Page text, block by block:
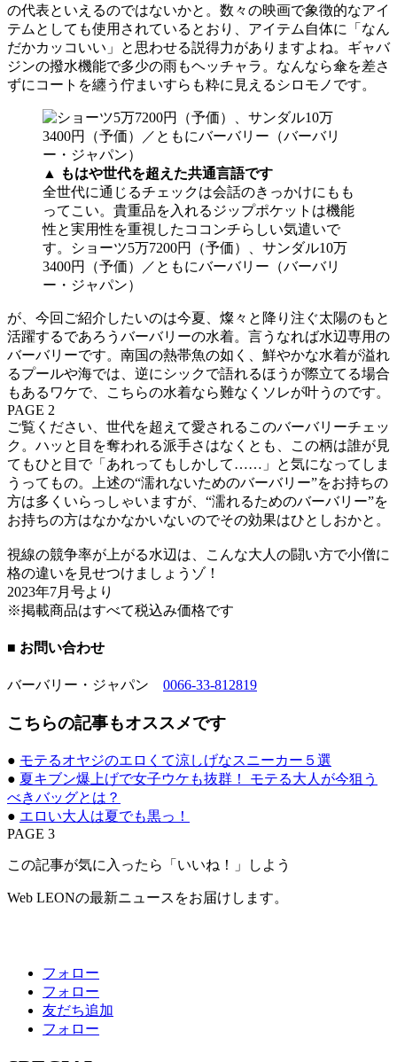
の代表といえるのではないかと。数々の映画で象徴的なアイ
テムとしても使用されているとおり、アイテム自体に「なん
だかカッコいい」と思わせる説得力がありますよね。ギャバ
ジンの撥水機能で多少の雨もヘッチャラ。なんなら傘を差さ
ずにコートを纏う佇まいすらも粋に見えるシロモノです。
▲
もはや世代を超えた共通言語です
全世代に通じるチェックは会話のきっかけにもも
ってこい。貴重品を入れるジップポケットは機能
性と実用性を重視したココンチらしい気遣いで
す。ショーツ5万7200円（予価）、サンダル10万
3400円（予価）／ともにバーバリー（バーバリ
ー・ジャパン）
が、今回ご紹介したいのは今夏、燦々と降り注ぐ太陽のもと
活躍するであろうバーバリーの水着。言うなれば水辺専用の
バーバリーです。南国の熱帯魚の如く、鮮やかな水着が溢れ
るプールや海では、逆にシックで語れるほうが際立てる場合
もあるワケで、こちらの水着なら難なくソレが叶うのです。
PAGE 2
ご覧ください、世代を超えて愛されるこのバーバリーチェッ
ク。ハッと目を奪われる派手さはなくとも、この柄は誰が見
てもひと目で「あれってもしかして……」と気になってしま
うってもの。上述の“濡れないためのバーバリー”をお持ちの
方は多くいらっしゃいますが、“濡れるためのバーバリー”を
お持ちの方はなかなかいないのでその効果はひとしおかと。
視線の競争率が上がる水辺は、こんな大人の闘い方で小僧に
格の違いを見せつけましょうゾ！
2023年7月号より
※掲載商品はすべて税込み価格です
■ お問い合わせ
バーバリー・ジャパン 0066-33-812819
こちらの記事もオススメです
● モテるオヤジのエロくて涼しげなスニーカー５選
● 夏キブン爆上げで女子ウケも抜群！ モテる大人が今狙う
べきバッグとは？
● エロい大人は夏でも黒っ！
PAGE 3
この記事が気に入ったら「いいね！」しよう
Web LEONの最新ニュースをお届けします。
フォロー
フォロー
友だち追加
フォロー